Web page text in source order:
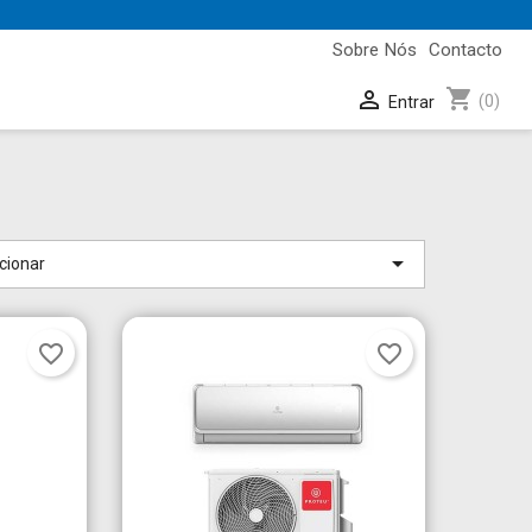
Contacto
Sobre Nós
shopping_cart (0)
 Entrar

favorite_border favorite_border